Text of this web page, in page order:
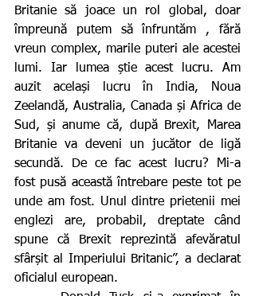
Britanie să joace un rol global, doar
împreună putem să înfruntăm , fără
vreun complex, marile puteri ale acestei
lumi. Iar lumea știe acest lucru. Am
auzit același lucru în India, Noua
Zeelandă, Australia, Canada și Africa de
Sud, și anume că, după Brexit, Marea
Britanie va deveni un jucător de ligă
secundă. De ce fac acest lucru? Mi-a
fost pusă această întrebare peste tot pe
unde am fost. Unul dintre prietenii mei
englezi are, probabil, dreptate când
spune că Brexit reprezintă afevăratul
sfârșit al Imperiului Britanic”, a declarat
oficialul european.